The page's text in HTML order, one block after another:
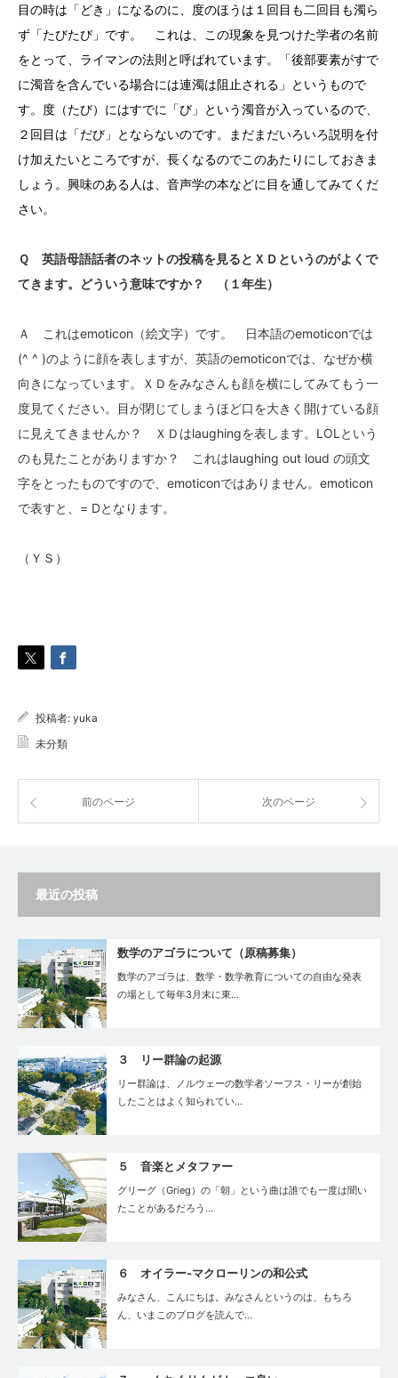
目の時は「どき」になるのに、度のほうは１回目も二回目も濁ら
ず「たびたび」です。 これは、この現象を見つけた学者の名前
をとって、ライマンの法則と呼ばれています。「後部要素がすで
に濁音を含んでいる場合には連濁は阻止される」というもので
す。度（たび）にはすでに「び」という濁音が入っているので、
２回目は「だび」とならないのです。まだまだいろいろ説明を付
け加えたいところですが、長くなるのでこのあたりにしておきま
しょう。興味のある人は、音声学の本などに目を通してみてくだ
さい。
Ｑ 英語母語話者のネットの投稿を見るとＸＤというのがよくで
てきます。どういう意味ですか？ （１年生）
Ａ これはemoticon（絵文字）です。 日本語のemoticonでは
(^ ^ )のように顔を表しますが、英語のemoticonでは、なぜか横
向きになっています。ＸＤをみなさんも顔を横にしてみてもう一
度見てください。目が閉じてしまうほど口を大きく開けている顔
に見えてきませんか？ ＸＤはlaughingを表します。LOLという
のも見たことがありますか？ これはlaughing out loud の頭文
字をとったものですので、emoticonではありません。emoticon
で表すと、= Dとなります。
（ＹＳ）
投稿者: yuka
未分類
前のページ 次のページ
最近の投稿
数学のアゴラについて（原稿募集）
数学のアゴラは、数学・数学教育についての自由な発表
の場として毎年3月末に東…
３ リー群論の起源
リー群論は、ノルウェーの数学者ソーフス・リーが創始
したことはよく知られてい…
５ 音楽とメタファー
グリーグ（Grieg）の「朝」という曲は誰でも一度は聞い
たことがあるだろう…
６ オイラー-マクローリンの和公式
みなさん、こんにちは。みなさんというのは、もちろ
ん、いまこのブログを読んで…